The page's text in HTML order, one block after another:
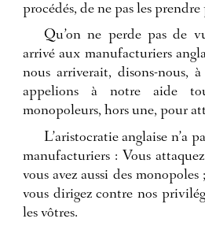
procédés, de ne pas les
Qu’on ne perde pas de
arrivé aux manufacturiers
nous arriverait, disons-nous,
appelions à notre aide
monopoleurs, hors une, pour
L’aristocratie anglaise n’a
manufacturiers : Vous
vous avez aussi des
vous dirigez contre nos
les vôtres.